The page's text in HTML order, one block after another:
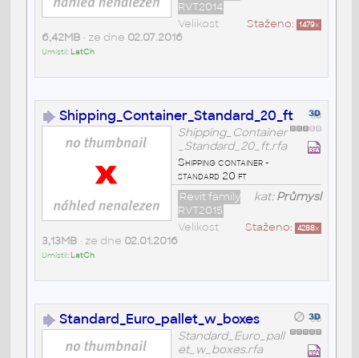
RVT2014
Staženo: 1479x
Velikost
6,42MB• ze dne 02.07.2016
Umístil: LatCh
Shipping_Container_Standard_20_ft
Shipping_Container
_Standard_20_ft.rfa
Shipping container -
standard 20 ft
kat:Průmysl
Revit family
RVT2015
Staženo: 4288x
Velikost
3,13MB• ze dne 02.01.2016
Umístil: LatCh
Standard_Euro_pallet_w_boxes
Standard_Euro_pall
et_w_boxes.rfa